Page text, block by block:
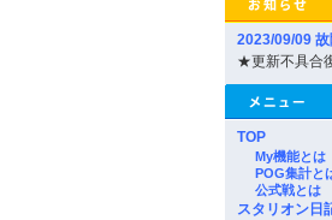
2023/09/09 故
★更新不具合
TOP
My機能とは
POG集計と
公式戦とは
スタリオン日